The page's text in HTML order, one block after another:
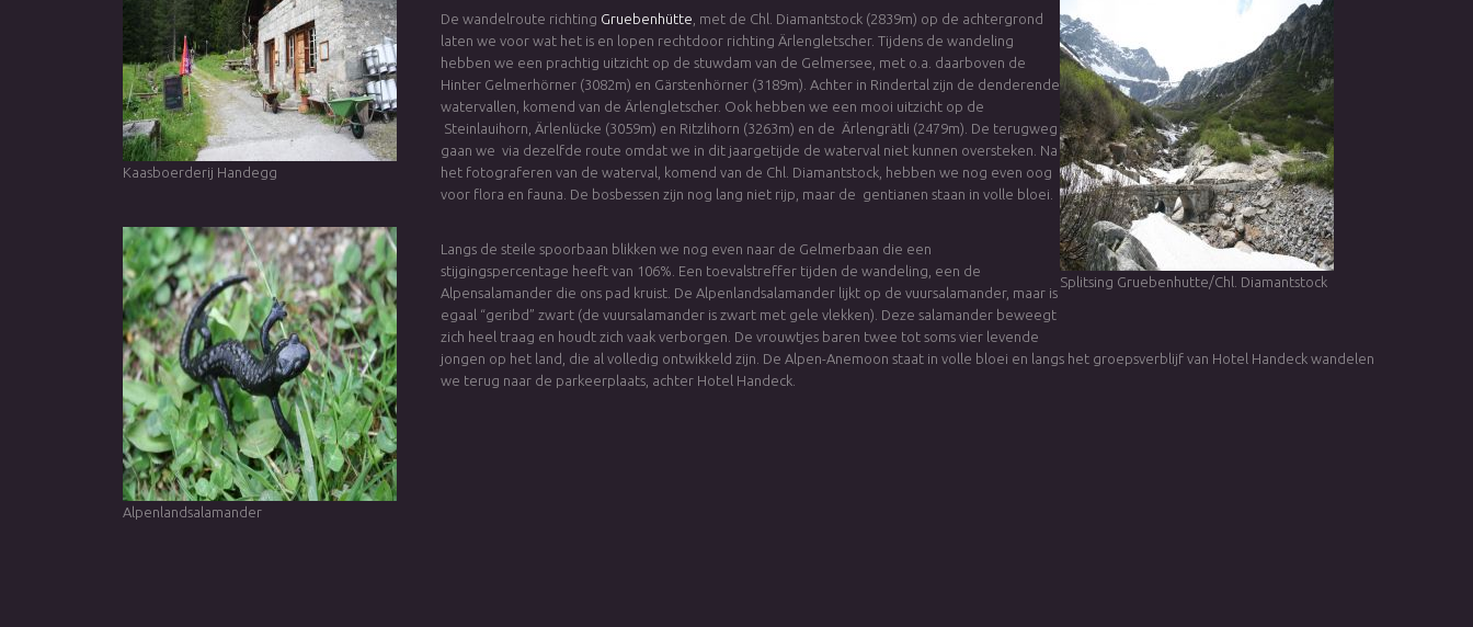
Kaasboerderij Handegg
Splitsing Gruebenhutte/Chl. Diamantstock
De wandelroute richting Gruebenhütte , met de Chl. Diamantstock (2839m) op de achtergrond
laten we voor wat het is en lopen rechtdoor richting Ärlengletscher. Tijdens de wandeling
hebben we een prachtig uitzicht op de stuwdam van de Gelmersee, met o.a. daarboven de
Hinter Gelmerhörner (3082m) en Gärstenhörner (3189m). Achter in Rindertal zijn de denderende
watervallen, komend van de Ärlengletscher. Ook hebben we een mooi uitzicht op de
Steinlauihorn, Ärlenlücke (3059m) en Ritzlihorn (3263m) en de Ärlengrätli (2479m). De terugweg
gaan we via dezelfde route omdat we in dit jaargetijde de waterval niet kunnen oversteken. Na
het fotograferen van de waterval, komend van de Chl. Diamantstock, hebben we nog even oog
voor flora en fauna. De bosbessen zijn nog lang niet rijp, maar de gentianen staan in volle bloei.
Alpenlandsalamander
Langs de steile spoorbaan blikken we nog even naar de Gelmerbaan die een
stijgingspercentage heeft van 106%. Een toevalstreffer tijden de wandeling, een de
Alpensalamander die ons pad kruist. De Alpenlandsalamander lijkt op de vuursalamander, maar is
egaal “geribd” zwart (de vuursalamander is zwart met gele vlekken). Deze salamander beweegt
zich heel traag en houdt zich vaak verborgen. De vrouwtjes baren twee tot soms vier levende
jongen op het land, die al volledig ontwikkeld zijn. De Alpen-Anemoon staat in volle bloei en langs het groepsverblijf van Hotel Handeck wandelen
we terug naar de parkeerplaats, achter Hotel Handeck.